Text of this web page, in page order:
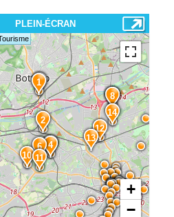
PLEIN-ÉCRAN
14
13
12
11
10
9
8
6 4
3
2
1
+
−